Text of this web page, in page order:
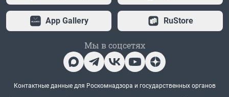
App Gallery RuStore
Мы в соцсетях
Контактные данные для Роскомнадзора и государственных органов